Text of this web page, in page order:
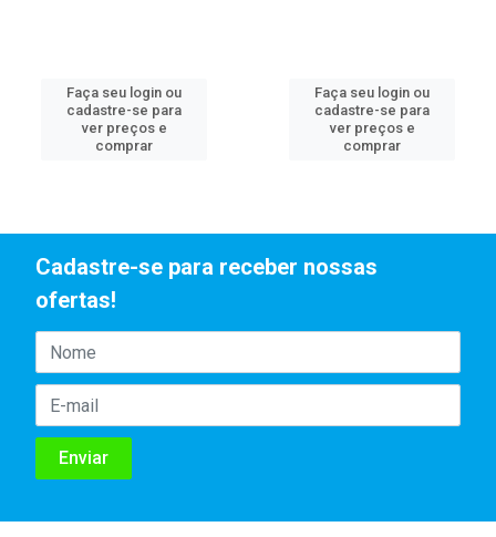
Faça seu login ou
cadastre-se para
ver preços e
comprar
Faça seu login ou
cadastre-se para
ver preços e
comprar
Cadastre-se para receber nossas
ofertas!